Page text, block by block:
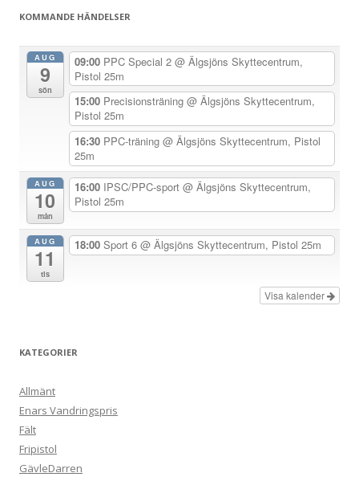
a
g
KOMMANDE HÄNDELSER
AUG
9
sön
09:00 PPC Special 2 @ Älgsjöns Skyttecentrum,
Pistol 25m
15:00 Precisionsträning @ Älgsjöns Skyttecentrum,
Pistol 25m
16:30 PPC-träning @ Älgsjöns Skyttecentrum, Pistol
25m
AUG
10
mån
16:00 IPSC/PPC-sport @ Älgsjöns Skyttecentrum,
Pistol 25m
AUG
11
tis
18:00 Sport 6 @ Älgsjöns Skyttecentrum, Pistol 25m
Visa kalender
KATEGORIER
Allmänt
Enars Vandringspris
Fält
Fripistol
GävleDarren